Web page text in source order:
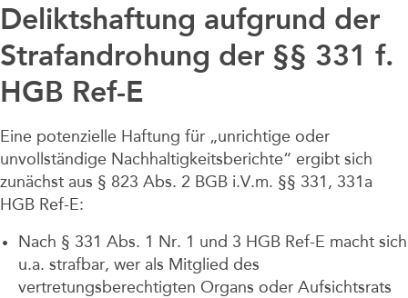
Deliktshaftung aufgrund der
Strafandrohung der §§ 331 f.
HGB Ref-E
Eine potenzielle Haftung für „unrichtige oder
unvollständige Nachhaltigkeitsberichte“ ergibt sich
zunächst aus § 823 Abs. 2 BGB i.V.m. §§ 331, 331a
HGB Ref-E:
Nach § 331 Abs. 1 Nr. 1 und 3 HGB Ref-E macht sich
u.a. strafbar, wer als Mitglied des
vertretungsberechtigten Organs oder Aufsichtsrats